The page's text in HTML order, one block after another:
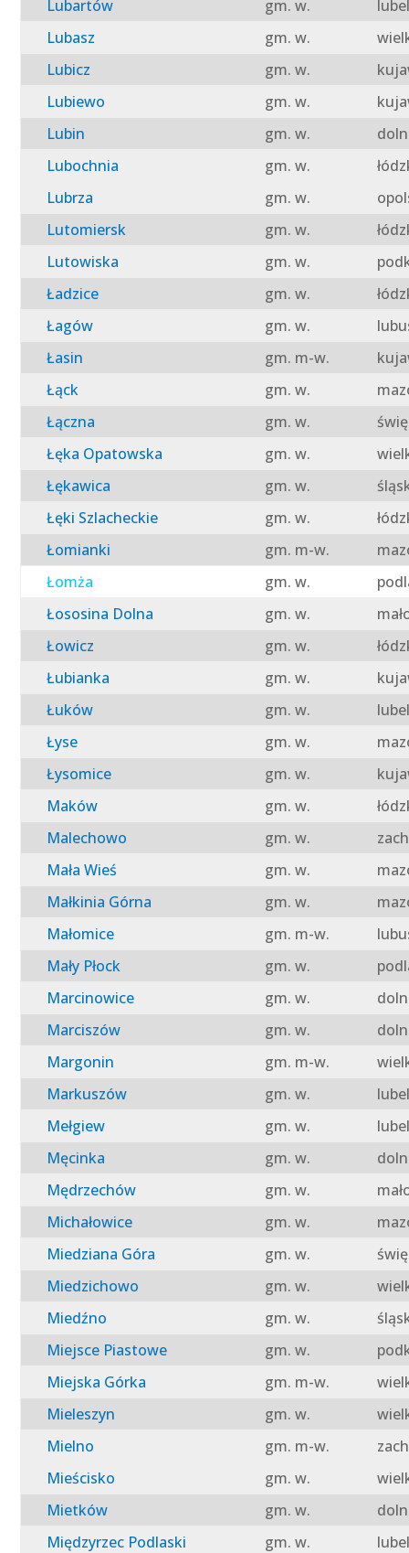
Lubartów gm. w.
Lubasz
gm. w.
Lubicz
gm. w.
Lubiewo
gm. w.
Lubin
gm. w.
Lubochnia
gm. w.
Lubrza
gm. w.
Lutomiersk
gm. w.
Lutowiska
gm. w.
Ładzice
gm. w.
Łagów
gm. w.
Łasin
gm. m-w.
Łąck
gm. w.
Łączna
gm. w.
Łęka Opatowska
gm. w.
Łękawica
gm. w.
Łęki Szlacheckie
gm. w.
Łomianki
gm. m-w.
Łomża
gm. w.
Łososina Dolna
gm. w.
Łowicz
gm. w.
Łubianka
gm. w.
Łuków
gm. w.
Łyse
gm. w.
Łysomice
gm. w.
Maków
gm. w.
Malechowo
gm. w.
Mała Wieś
gm. w.
Małkinia Górna
gm. w.
Małomice
gm. m-w.
Mały Płock
gm. w.
Marcinowice
gm. w.
Marciszów
gm. w.
Margonin
gm. m-w.
Markuszów
gm. w.
Mełgiew
gm. w.
Męcinka
gm. w.
Mędrzechów
gm. w.
Michałowice
gm. w.
Miedziana Góra
gm. w.
Miedzichowo
gm. w.
Miedźno
gm. w.
Miejsce Piastowe
gm. w.
Miejska Górka
gm. m-w.
Mieleszyn
gm. w.
Mielno
gm. m-w.
Mieścisko
gm. w.
Mietków
gm. w.
Międzyrzec Podlaski
gm. w.